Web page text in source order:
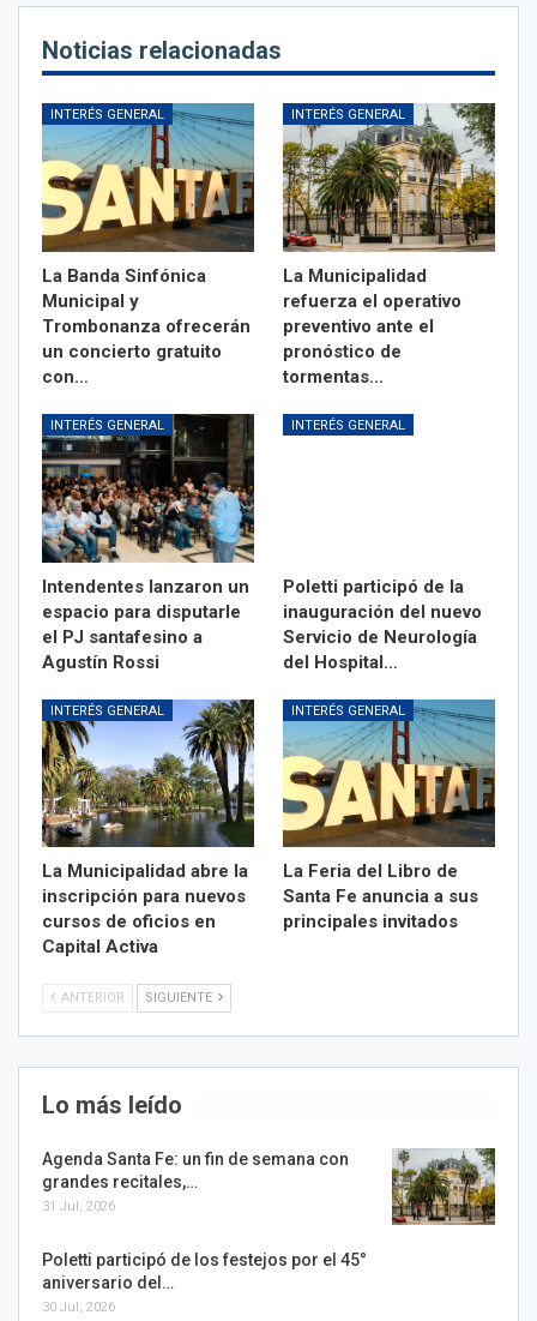
Noticias relacionadas
INTERÉS GENERAL
La Banda Sinfónica
Municipal y
Trombonanza ofrecerán
un concierto gratuito
con…
INTERÉS GENERAL
La Municipalidad
refuerza el operativo
preventivo ante el
pronóstico de
tormentas…
INTERÉS GENERAL
Intendentes lanzaron un
espacio para disputarle
el PJ santafesino a
Agustín Rossi
INTERÉS GENERAL
Poletti participó de la
inauguración del nuevo
Servicio de Neurología
del Hospital…
INTERÉS GENERAL
La Municipalidad abre la
inscripción para nuevos
cursos de oficios en
Capital Activa
INTERÉS GENERAL
La Feria del Libro de
Santa Fe anuncia a sus
principales invitados
ANTERIOR SIGUIENTE
Lo más leído
Agenda Santa Fe: un fin de semana con
grandes recitales,…
31 Jul, 2026
Poletti participó de los festejos por el 45°
aniversario del…
30 Jul, 2026